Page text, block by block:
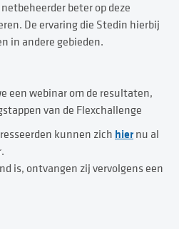
beter op deze
De ervaring die Stedin hierbij
in andere gebieden.
een webinar om de resultaten,
van de Flexchallenge
kunnen zich hier nu al
is, ontvangen zij vervolgens een